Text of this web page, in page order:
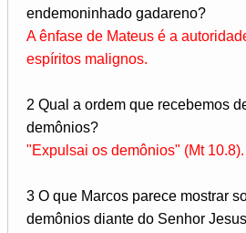
endemoninhado gadareno?
A ênfase de Mateus é a
espíritos malignos.
2 Qual a ordem que recebemos
demônios?
"Expulsai os demônios" (Mt 10.8).
3 O que Marcos parece mostrar
demônios diante do Senhor